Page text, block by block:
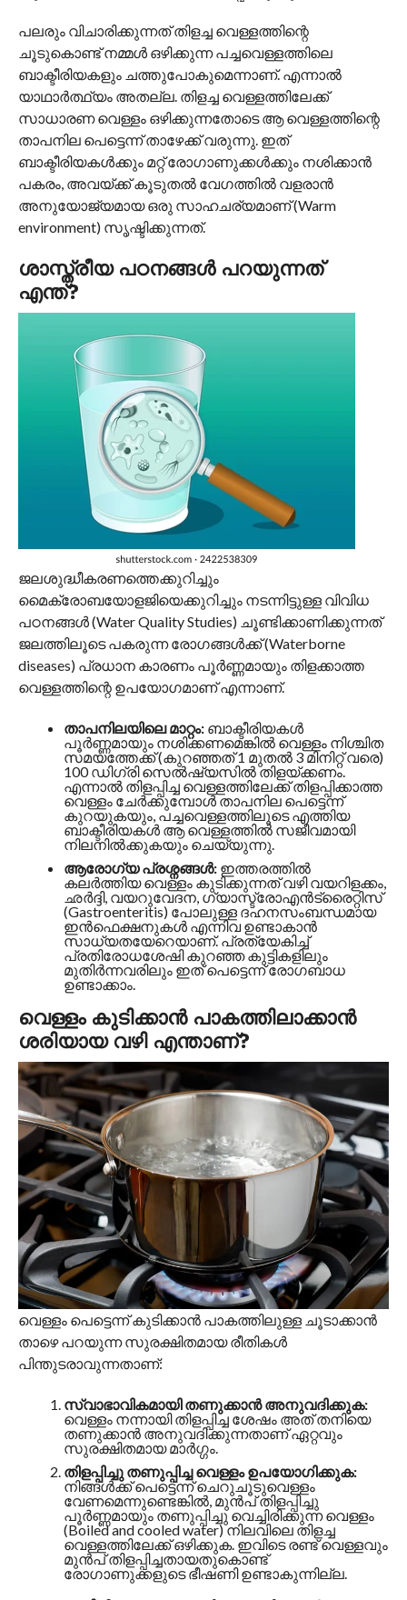
പലരും വിചാരിക്കുന്നത് തിളച്ച വെള്ളത്തിന്റെ
ചൂടുകൊണ്ട് നമ്മൾ ഒഴിക്കുന്ന പച്ചവെള്ളത്തിലെ
ബാക്ടീരിയകളും ചത്തുപോകുമെന്നാണ്. എന്നാൽ
യാഥാർത്ഥ്യം അതല്ല. തിളച്ച വെള്ളത്തിലേക്ക്
സാധാരണ വെള്ളം ഒഴിക്കുന്നതോടെ ആ വെള്ളത്തിന്റെ
താപനില പെട്ടെന്ന് താഴേക്ക് വരുന്നു. ഇത്
ബാക്ടീരിയകൾക്കും മറ്റ് രോഗാണുക്കൾക്കും നശിക്കാൻ
പകരം, അവയ്ക്ക് കൂടുതൽ വേഗത്തിൽ വളരാൻ
അനുയോജ്യമായ ഒരു സാഹചര്യമാണ് (Warm
environment) സൃഷ്ടിക്കുന്നത്.
ശാസ്ത്രീയ പഠനങ്ങൾ പറയുന്നത്
എന്ത്?
ജലശുദ്ധീകരണത്തെക്കുറിച്ചും
മൈക്രോബയോളജിയെക്കുറിച്ചും നടന്നിട്ടുള്ള വിവിധ
പഠനങ്ങൾ (Water Quality Studies) ചൂണ്ടിക്കാണിക്കുന്നത്
ജലത്തിലൂടെ പകരുന്ന രോഗങ്ങൾക്ക് (Waterborne
diseases) പ്രധാന കാരണം പൂർണ്ണമായും തിളക്കാത്ത
വെള്ളത്തിന്റെ ഉപയോഗമാണ് എന്നാണ്.
താപനിലയിലെ മാറ്റം:ബാക്ടീരിയകൾ
പൂർണ്ണമായും നശിക്കണമെങ്കിൽ വെള്ളം നിശ്ചിത
സമയത്തേക്ക് (കുറഞ്ഞത് 1 മുതൽ 3 മിനിറ്റ് വരെ)
100 ഡിഗ്രി സെൽഷ്യസിൽ തിളയ്ക്കണം.
എന്നാൽ തിളപ്പിച്ച വെള്ളത്തിലേക്ക് തിളപ്പിക്കാത്ത
വെള്ളം ചേർക്കുമ്പോൾ താപനില പെട്ടെന്ന്
കുറയുകയും, പച്ചവെള്ളത്തിലൂടെ എത്തിയ
ബാക്ടീരിയകൾ ആ വെള്ളത്തിൽ സജീവമായി
നിലനിൽക്കുകയും ചെയ്യുന്നു.
ആരോഗ്യ പ്രശ്നങ്ങൾ:ഇത്തരത്തിൽ
കലർത്തിയ വെള്ളം കുടിക്കുന്നത് വഴി വയറിളക്കം,
ഛർദ്ദി, വയറുവേദന, ഗ്യാസ്ട്രോഎൻട്രൈറ്റിസ്
(Gastroenteritis) പോലുള്ള ദഹനസംബന്ധമായ
ഇൻഫെക്ഷനുകൾ എന്നിവ ഉണ്ടാകാൻ
സാധ്യതയേറെയാണ്. പ്രത്യേകിച്ച്
പ്രതിരോധശേഷി കുറഞ്ഞ കുട്ടികളിലും
മുതിർന്നവരിലും ഇത് പെട്ടെന്ന് രോഗബാധ
ഉണ്ടാക്കാം.
വെള്ളം കുടിക്കാൻ പാകത്തിലാക്കാൻ
ശരിയായ വഴി എന്താണ്?
വെള്ളം പെട്ടെന്ന് കുടിക്കാൻ പാകത്തിലുള്ള ചൂടാക്കാൻ
താഴെ പറയുന്ന സുരക്ഷിതമായ രീതികൾ
പിന്തുടരാവുന്നതാണ്:
സ്വാഭാവികമായി തണുക്കാൻ അനുവദിക്കുക:
വെള്ളം നന്നായി തിളപ്പിച്ച ശേഷം അത് തനിയെ
തണുക്കാൻ അനുവദിക്കുന്നതാണ് ഏറ്റവും
സുരക്ഷിതമായ മാർഗ്ഗം.
തിളപ്പിച്ചു തണുപ്പിച്ച വെള്ളം ഉപയോഗിക്കുക:
നിങ്ങൾക്ക് പെട്ടെന്ന് ചെറുചൂടുവെള്ളം
വേണമെന്നുണ്ടെങ്കിൽ, മുൻപ് തിളപ്പിച്ചു
പൂർണ്ണമായും തണുപ്പിച്ചു വെച്ചിരിക്കുന്ന വെള്ളം
(Boiled and cooled water) നിലവിലെ തിളച്ച
വെള്ളത്തിലേക്ക് ഒഴിക്കുക. ഇവിടെ രണ്ട് വെള്ളവും
മുൻപ് തിളപ്പിച്ചതായതുകൊണ്ട്
രോഗാണുക്കളുടെ ഭീഷണി ഉണ്ടാകുന്നില്ല.